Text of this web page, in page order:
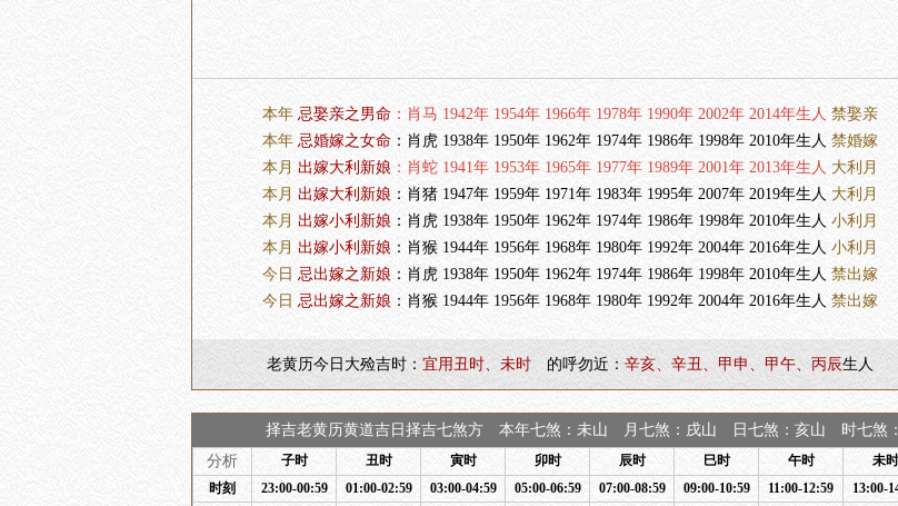
本年 忌娶亲之男命 ：肖马 1942年 1954年 1966年 1978年 1990年 2002年 2014年生人 禁娶亲
本年 忌婚嫁之女命 ：肖虎 1938年 1950年 1962年 1974年 1986年 1998年 2010年生人 禁婚嫁
本月 出嫁大利新娘 ：肖蛇 1941年 1953年 1965年 1977年 1989年 2001年 2013年生人 大利月
本月 出嫁大利新娘 ：肖猪 1947年 1959年 1971年 1983年 1995年 2007年 2019年生人 大利月
本月 出嫁小利新娘 ：肖虎 1938年 1950年 1962年 1974年 1986年 1998年 2010年生人 小利月
本月 出嫁小利新娘 ：肖猴 1944年 1956年 1968年 1980年 1992年 2004年 2016年生人 小利月
今日 忌出嫁之新娘 ：肖虎 1938年 1950年 1962年 1974年 1986年 1998年 2010年生人 禁出嫁
今日 忌出嫁之新娘 ：肖猴 1944年 1956年 1968年 1980年 1992年 2004年 2016年生人 禁出嫁
老黄历今日大殓吉时： 宜用丑时、未时 的呼勿近： 辛亥、辛丑、甲申、甲午、丙辰生人
择吉老黄历黄道吉日择吉七煞方 本年七煞：未山 月七煞：戌山 日七煞：亥山 时七
分析
子时 丑时 寅时 卯时 辰时 巳时 午时 未时
时刻
23:00-00:59 01:00-02:59 03:00-04:59 05:00-06:59 07:00-08:59 09:00-10:59 11:00-12:59 13:00-